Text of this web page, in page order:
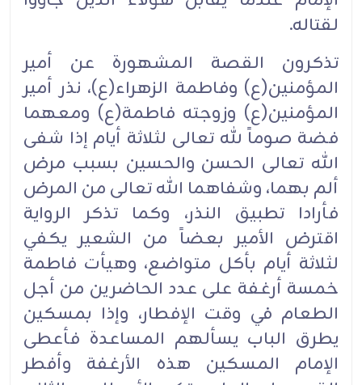
لقتاله.‏
تذكرون القصة المشهورة عن أمير
المؤمنين(ع) وفاطمة الزهراء(ع)، نذر أمير
المؤمنين(ع) وزوجته فاطمة(ع) ومعهما
فضة صوماً لله تعالى لثلاثة أيام إذا شفى
الله تعالى الحسن والحسين بسبب مرض
ألم بهما، وشفاهما الله تعالى من المرض
فأرادا تطبيق النذر، وكما تذكر الرواية
اقترض الأمير بعضاً من الشعير يكفي
لثلاثة أيام بأكل متواضع، وهيأت فاطمة
خمسة أرغفة على عدد الحاضرين من أجل
الطعام في وقت الإفطار، وإذا بمسكين
يطرق الباب يسألهم المساعدة فأعطى
الإمام المسكين هذه الأرغفة وأفطر